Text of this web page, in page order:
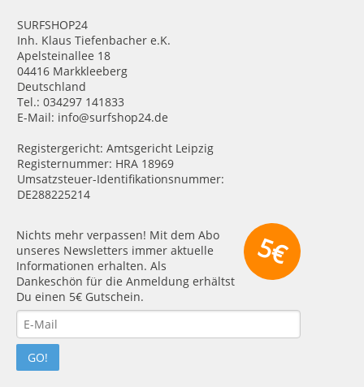
SURFSHOP24
Inh. Klaus Tiefenbacher e.K.
Apelsteinallee 18
04416 Markkleeberg
Deutschland
Tel.: 034297 141833
E-Mail: info@surfshop24.de
Registergericht: Amtsgericht Leipzig
Registernummer: HRA 18969
Umsatzsteuer-Identifikationsnummer:
DE288225214
5€
Nichts mehr verpassen! Mit dem Abo
unseres Newsletters immer aktuelle
Informationen erhalten. Als
Dankeschön für die Anmeldung erhältst
Du einen 5€ Gutschein.
GO!